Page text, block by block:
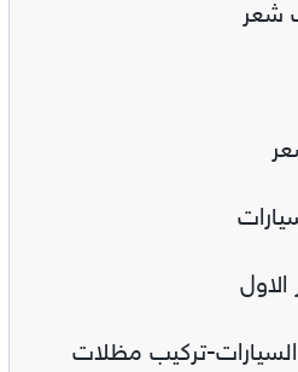
شعر
تركيب مظلات